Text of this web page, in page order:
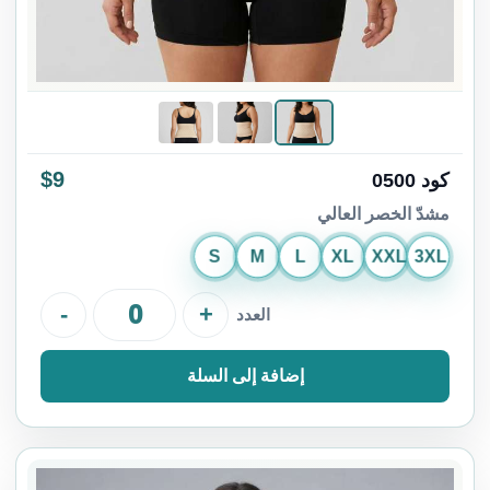
كود 0500 $9
مشدّ الخصر العالي
S M L XL XXL 3XL
العدد - +
إضافة إلى السلة